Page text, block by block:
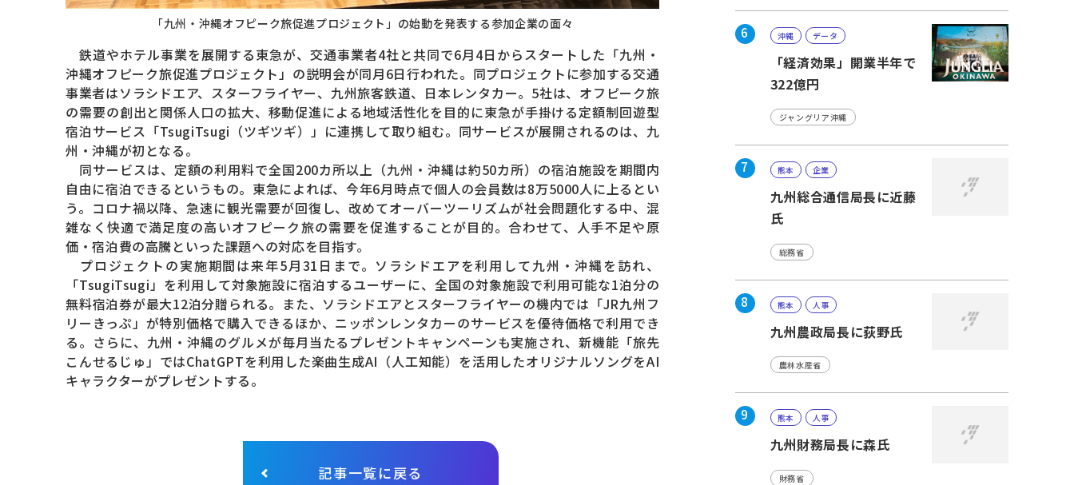
「九州・沖縄オフピーク旅促進プロジェクト」の始動を発表する参加企業の面々
鉄道やホテル事業を展開する東急が、交通事業者4社と共同で6月4日からスタートした「九州・
沖縄オフピーク旅促進プロジェクト」の説明会が同月6日行われた。同プロジェクトに参加する交通
事業者はソラシドエア、スターフライヤー、九州旅客鉄道、日本レンタカー。5社は、オフピーク旅
の需要の創出と関係人口の拡大、移動促進による地域活性化を目的に東急が手掛ける定額制回遊型
宿泊サービス「TsugiTsugi（ツギツギ）」に連携して取り組む。同サービスが展開されるのは、九
州・沖縄が初となる。
同サービスは、定額の利用料で全国200カ所以上（九州・沖縄は約50カ所）の宿泊施設を期間内
自由に宿泊できるというもの。東急によれば、今年6月時点で個人の会員数は8万5000人に上るとい
う。コロナ禍以降、急速に観光需要が回復し、改めてオーバーツーリズムが社会問題化する中、混
雑なく快適で満足度の高いオフピーク旅の需要を促進することが目的。合わせて、人手不足や原
価・宿泊費の高騰といった課題への対応を目指す。
プロジェクトの実施期間は来年5月31日まで。ソラシドエアを利用して九州・沖縄を訪れ、
「TsugiTsugi」を利用して対象施設に宿泊するユーザーに、全国の対象施設で利用可能な1泊分の
無料宿泊券が最大12泊分贈られる。また、ソラシドエアとスターフライヤーの機内では「JR九州フ
リーきっぷ」が特別価格で購入できるほか、ニッポンレンタカーのサービスを優待価格で利用でき
る。さらに、九州・沖縄のグルメが毎月当たるプレゼントキャンペーンも実施され、新機能「旅先
こんせるじゅ」ではChatGPTを利用した楽曲生成AI（人工知能）を活用したオリジナルソングをAI
キャラクターがプレゼントする。
記事一覧に戻る
6 沖縄 データ
「経済効果」開業半年で
322億円
ジャングリア沖縄
7 熊本 企業
九州総合通信局長に近藤
氏
総務省
8 熊本 人事
九州農政局長に荻野氏
農林水産省
9 熊本 人事
九州財務局長に森氏
財務省